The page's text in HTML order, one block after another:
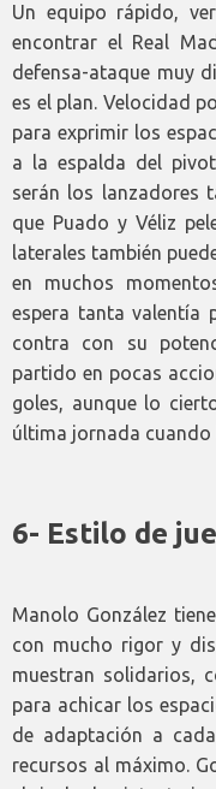
Un equipo rápido,
encontrar el Real
defensa-ataque muy
es el plan. Velocidad
para exprimir los
a la espalda del
serán los lanzadores
que Puado y Véliz
laterales también
en muchos
espera tanta valentía
contra con su
partido en pocas
goles, aunque lo
última jornada
6- Estilo de
Manolo González
con mucho rigor y
muestran solidarios,
para achicar los
de adaptación a
recursos al máximo.